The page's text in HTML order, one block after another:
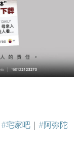
#宅家吧 ｜ #阿弥陀